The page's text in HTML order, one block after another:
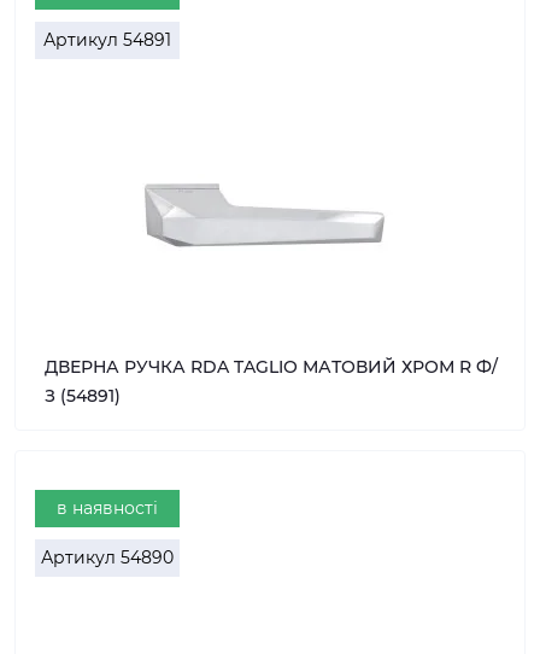
Артикул 54891
ДВЕРНА РУЧКА RDA TAGLIO МАТОВИЙ ХРОМ R Ф/
З (54891)
в наявності
Артикул 54890